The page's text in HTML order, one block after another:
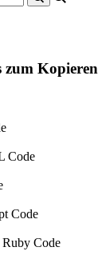
zum Kopieren
Code
Code
Ruby Code